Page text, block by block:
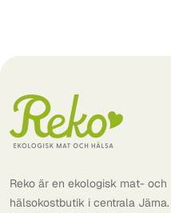
Reko är en ekologisk mat- och
hälsokostbutik i centrala Järna.